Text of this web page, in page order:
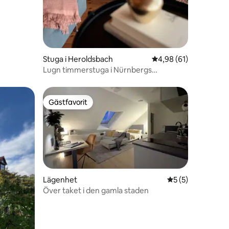
Stuga i Heroldsbach 4,98 av 5 i
4,98 (61)
Lugn timmerstuga i Nürnbergs
Gästfavorit
Gästfavorit
Lägenhet 5 av 5 i
5 (5)
Över taket i den gamla staden